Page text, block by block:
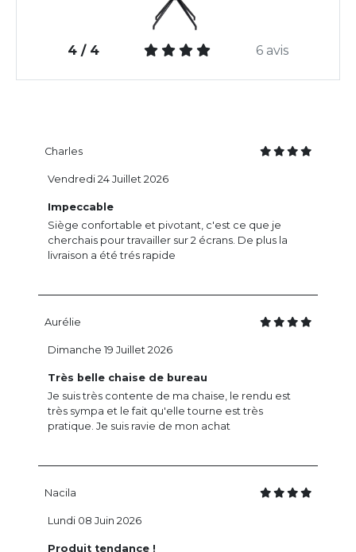
4 / 4 6 avis
Charles
Impeccable
Siège confortable et pivotant, c'est ce que je
cherchais pour travailler sur 2 écrans. De plus la
livraison a été trés rapide
Vendredi 24 Juillet 2026
Aurélie
Très belle chaise de bureau
Je suis très contente de ma chaise, le rendu est
très sympa et le fait qu'elle tourne est très
pratique. Je suis ravie de mon achat
Dimanche 19 Juillet 2026
Nacila
Produit tendance !
Lundi 08 Juin 2026